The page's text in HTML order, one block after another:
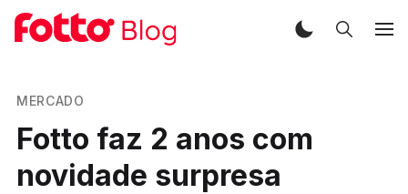
MERCADO
Fotto faz 2 anos com
novidade surpresa